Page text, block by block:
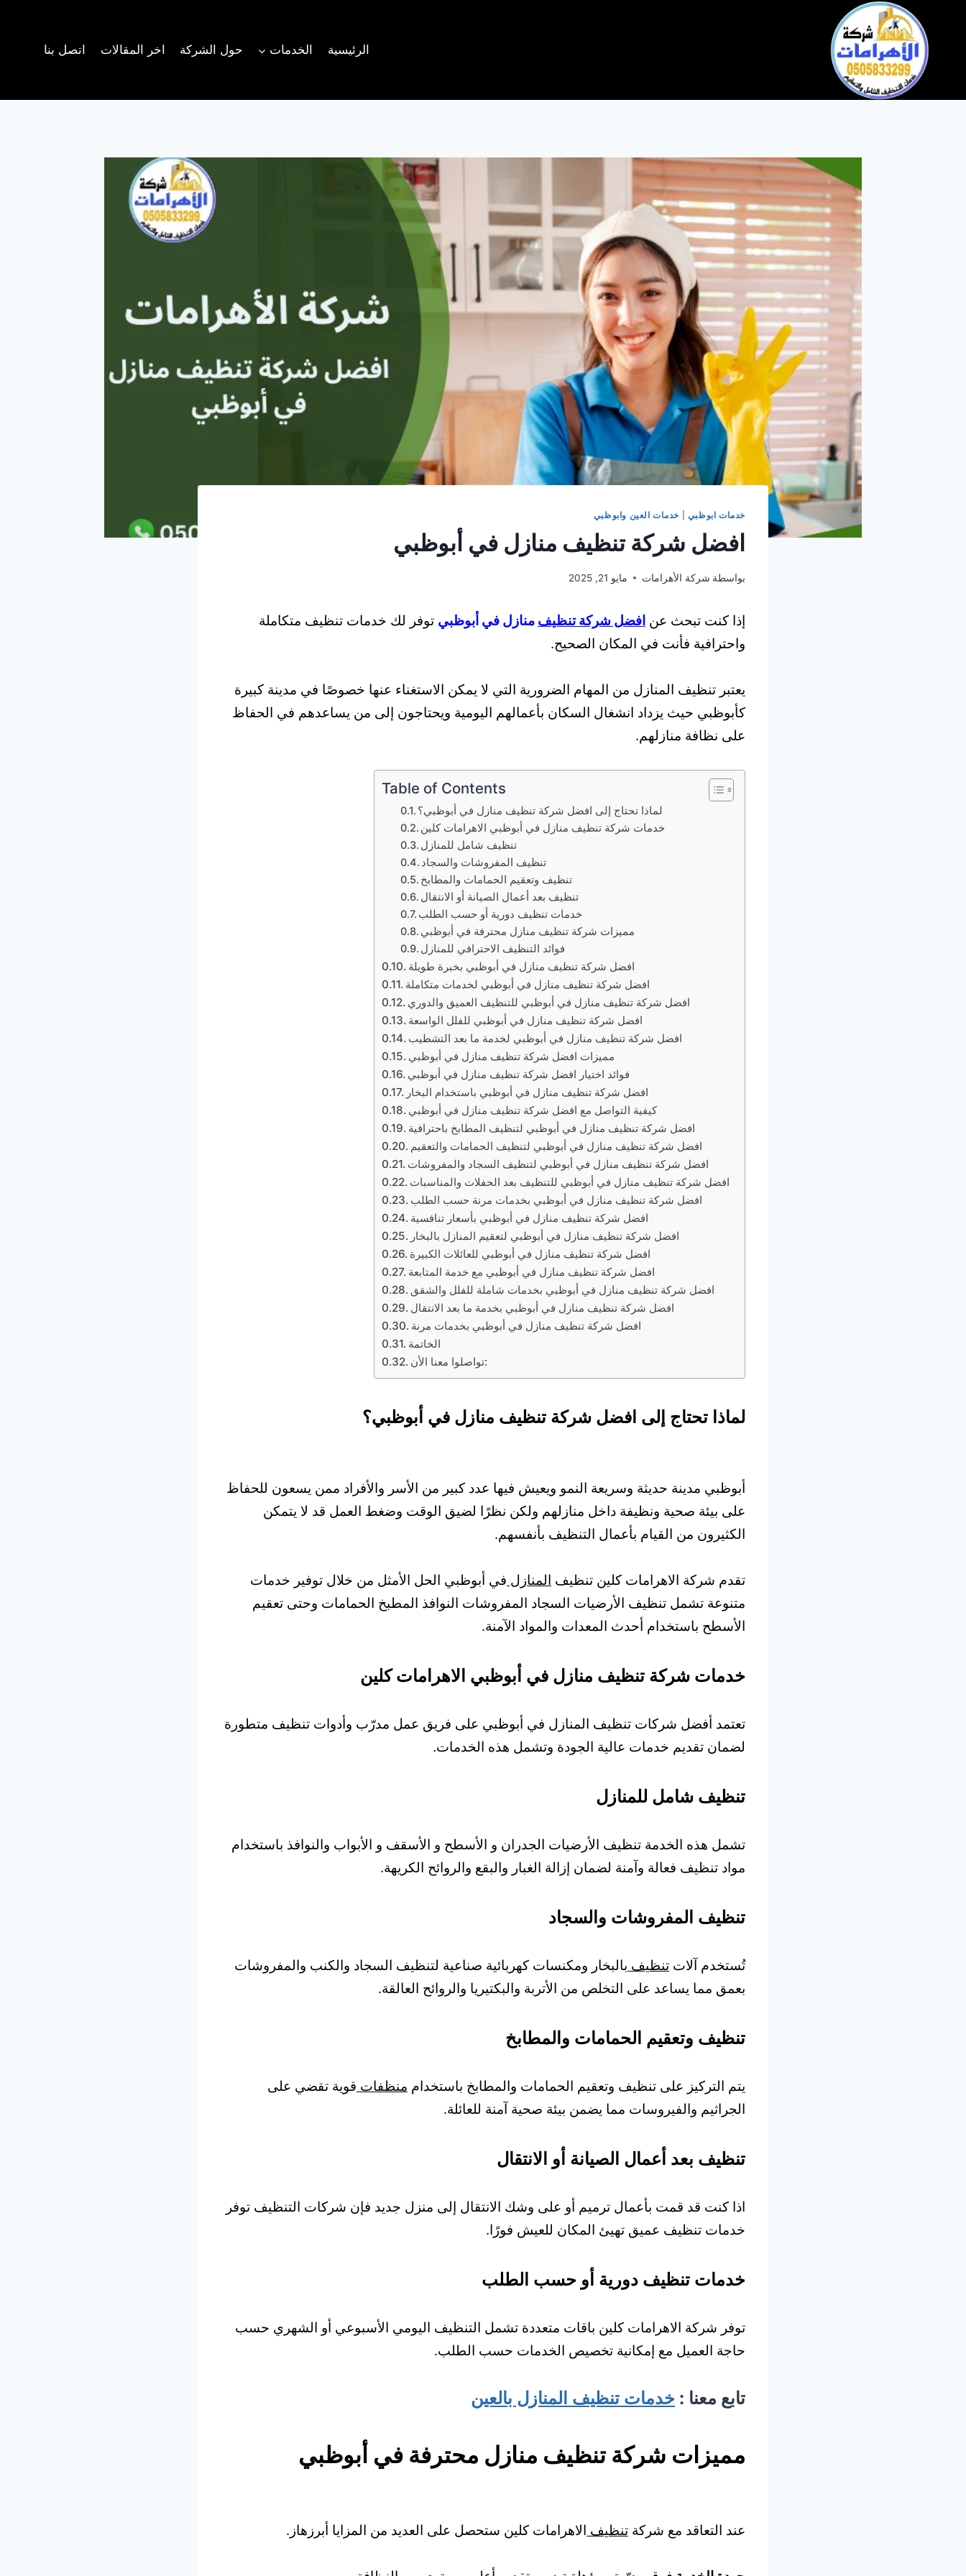
المحتوى
الرئيسية الخدمات حول الشركة اخر المقالات اتصل بنا
خدمات ابوظبي خدمات العين وابوظبي
افضل شركة تنظيف منازل في أبوظبي
بواسطة شركة الأهرامات مايو 21, 2025
إذا كنت تبحث عن افضل شركة تنظيف منازل في أبوظبي توفر لك خدمات تنظيف متكاملة
واحترافية فأنت في المكان الصحيح.
يعتبر تنظيف المنازل من المهام الضرورية التي لا يمكن الاستغناء عنها خصوصًا في مدينة كبيرة
كأبوظبي حيث يزداد انشغال السكان بأعمالهم اليومية ويحتاجون إلى من يساعدهم في الحفاظ
على نظافة منازلهم.
Table of Contents
لماذا تحتاج إلى افضل شركة تنظيف منازل في أبوظبي؟
خدمات شركة تنظيف منازل في أبوظبي الاهرامات كلين
تنظيف شامل للمنازل
تنظيف المفروشات والسجاد
تنظيف وتعقيم الحمامات والمطابخ
تنظيف بعد أعمال الصيانة أو الانتقال
خدمات تنظيف دورية أو حسب الطلب
مميزات شركة تنظيف منازل محترفة في أبوظبي
فوائد التنظيف الاحترافي للمنازل
افضل شركة تنظيف منازل في أبوظبي بخبرة طويلة
افضل شركة تنظيف منازل في أبوظبي لخدمات متكاملة
افضل شركة تنظيف منازل في أبوظبي للتنظيف العميق والدوري
افضل شركة تنظيف منازل في أبوظبي للفلل الواسعة
افضل شركة تنظيف منازل في أبوظبي لخدمة ما بعد التشطيب
مميزات افضل شركة تنظيف منازل في أبوظبي
فوائد اختيار افضل شركة تنظيف منازل في أبوظبي
افضل شركة تنظيف منازل في أبوظبي باستخدام البخار
كيفية التواصل مع افضل شركة تنظيف منازل في أبوظبي
افضل شركة تنظيف منازل في أبوظبي لتنظيف المطابخ باحترافية
افضل شركة تنظيف منازل في أبوظبي لتنظيف الحمامات والتعقيم
افضل شركة تنظيف منازل في أبوظبي لتنظيف السجاد والمفروشات
افضل شركة تنظيف منازل في أبوظبي للتنظيف بعد الحفلات والمناسبات
افضل شركة تنظيف منازل في أبوظبي بخدمات مرنة حسب الطلب
افضل شركة تنظيف منازل في أبوظبي بأسعار تنافسية
افضل شركة تنظيف منازل في أبوظبي لتعقيم المنازل بالبخار
افضل شركة تنظيف منازل في أبوظبي للعائلات الكبيرة
افضل شركة تنظيف منازل في أبوظبي مع خدمة المتابعة
افضل شركة تنظيف منازل في أبوظبي بخدمات شاملة للفلل والشقق
افضل شركة تنظيف منازل في أبوظبي بخدمة ما بعد الانتقال
افضل شركة تنظيف منازل في أبوظبي بخدمات مرنة
الخاتمة
تواصلوا معنا الأن:
لماذا تحتاج إلى افضل شركة تنظيف منازل في أبوظبي؟
أبوظبي مدينة حديثة وسريعة النمو ويعيش فيها عدد كبير من الأسر والأفراد ممن يسعون للحفاظ
على بيئة صحية ونظيفة داخل منازلهم ولكن نظرًا لضيق الوقت وضغط العمل قد لا يتمكن
الكثيرون من القيام بأعمال التنظيف بأنفسهم.
تقدم شركة الاهرامات كلين تنظيف المنازل في أبوظبي الحل الأمثل من خلال توفير خدمات
متنوعة تشمل تنظيف الأرضيات السجاد المفروشات النوافذ المطبخ الحمامات وحتى تعقيم
الأسطح باستخدام أحدث المعدات والمواد الآمنة.
خدمات شركة تنظيف منازل في أبوظبي الاهرامات كلين
تعتمد أفضل شركات تنظيف المنازل في أبوظبي على فريق عمل مدرّب وأدوات تنظيف متطورة
لضمان تقديم خدمات عالية الجودة وتشمل هذه الخدمات.
تنظيف شامل للمنازل
تشمل هذه الخدمة تنظيف الأرضيات الجدران و الأسطح و الأسقف و الأبواب والنوافذ باستخدام
مواد تنظيف فعالة وآمنة لضمان إزالة الغبار والبقع والروائح الكريهة.
تنظيف المفروشات والسجاد
تُستخدم آلات تنظيف بالبخار ومكنسات كهربائية صناعية لتنظيف السجاد والكنب والمفروشات
بعمق مما يساعد على التخلص من الأتربة والبكتيريا والروائح العالقة.
تنظيف وتعقيم الحمامات والمطابخ
يتم التركيز على تنظيف وتعقيم الحمامات والمطابخ باستخدام منظفات قوية تقضي على
الجراثيم والفيروسات مما يضمن بيئة صحية آمنة للعائلة.
تنظيف بعد أعمال الصيانة أو الانتقال
اذا كنت قد قمت بأعمال ترميم أو على وشك الانتقال إلى منزل جديد فإن شركات التنظيف توفر
خدمات تنظيف عميق تهيئ المكان للعيش فورًا.
خدمات تنظيف دورية أو حسب الطلب
توفر شركة الاهرامات كلين باقات متعددة تشمل التنظيف اليومي الأسبوعي أو الشهري حسب
حاجة العميل مع إمكانية تخصيص الخدمات حسب الطلب.
تابع معنا : خدمات تنظيف المنازل بالعين
مميزات شركة تنظيف منازل محترفة في أبوظبي
عند التعاقد مع شركة تنظيف الاهرامات كلين ستحصل على العديد من المزايا أبرزهاز.